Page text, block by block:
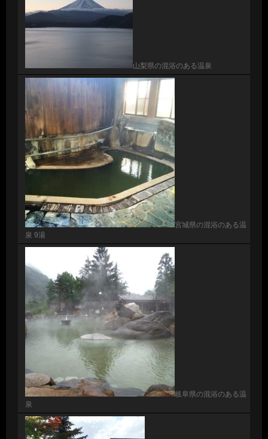
山梨県の混浴のある温泉
宮城県の混浴のある温
泉 9湯
岐阜県の混浴のある温
泉